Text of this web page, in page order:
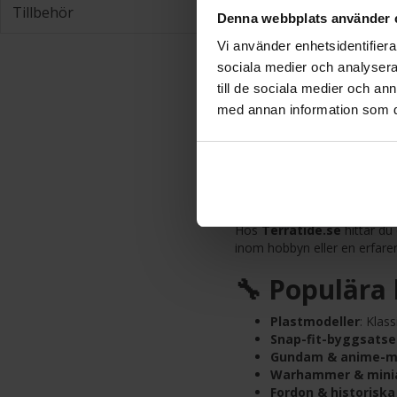
Denna webbplats använder
Vi använder
sociala medier och
till de sociala medier och
med annan information som
Tillbehör
Scania S770 4x2 Normal
Cab
798 SEK
och
HosTerratide.sehittar du
inom hobbyn eller en
🔧
Plastmodeller:
Snap-fit-
Gundam & anime-
Warhammer &
Fordon &